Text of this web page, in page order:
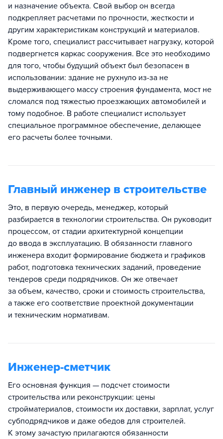
и назначение объекта. Свой выбор он всегда
подкрепляет расчетами по прочности, жесткости и
другим характеристикам конструкций и материалов.
Кроме того, специалист рассчитывает нагрузку, которой
подвергнется каркас сооружения. Все это необходимо
для того, чтобы будущий объект был безопасен в
использовании: здание не рухнуло из-за не
выдерживающего массу строения фундамента, мост не
сломался под тяжестью проезжающих автомобилей и
тому подобное. В работе специалист использует
специальное программное обеспечение, делающее
его расчеты более точными.
Главный инженер в строительстве
Это, в первую очередь, менеджер, который
разбирается в технологии строительства. Он руководит
процессом, от стадии архитектурной концепции
до ввода в эксплуатацию. В обязанности главного
инженера входит формирование бюджета и графиков
работ, подготовка технических заданий, проведение
тендеров среди подрядчиков. Он же отвечает
за объем, качество, сроки и стоимость строительства,
а также его соответствие проектной документации
и техническим нормативам.
Инженер-сметчик
Его основная функция — подсчет стоимости
строительства или реконструкции: цены
стройматериалов, стоимости их доставки, зарплат, услуг
субподрядчиков и даже обедов для строителей.
К этому зачастую прилагаются обязанности